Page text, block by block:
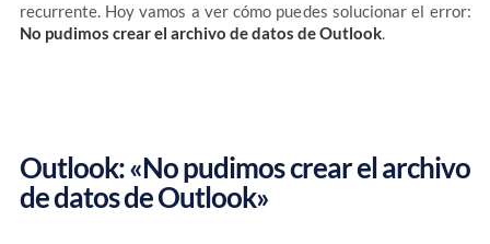
recurrente. Hoy vamos a ver cómo puedes solucionar el error:
No pudimos crear el archivo de datos de Outlook.
Outlook: «No pudimos crear el archivo
de datos de Outlook»